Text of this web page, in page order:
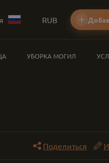
RUB
УБОРКА МОГИЛ
Поделиться